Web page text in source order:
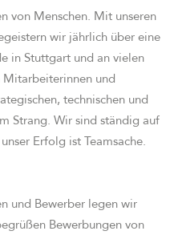
von Menschen. Mit unseren
wir jährlich über eine
in Stuttgart und an vielen
Mitarbeiterinnen und
technischen und
Strang. Wir sind ständig auf
Erfolg ist Teamsache.
und Bewerber legen wir
Bewerbungen von